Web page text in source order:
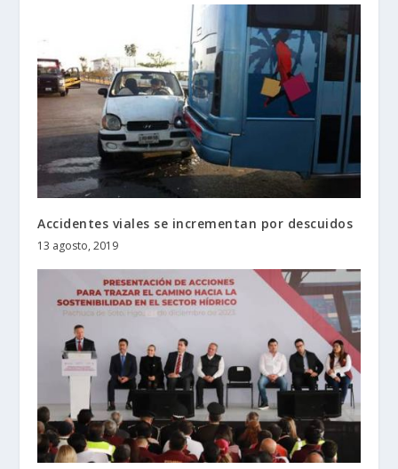
Accidentes viales se incrementan por descuidos
13 agosto, 2019